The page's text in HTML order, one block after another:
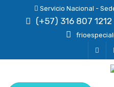
Servicio Nacional -
(+57) 316 807 1212